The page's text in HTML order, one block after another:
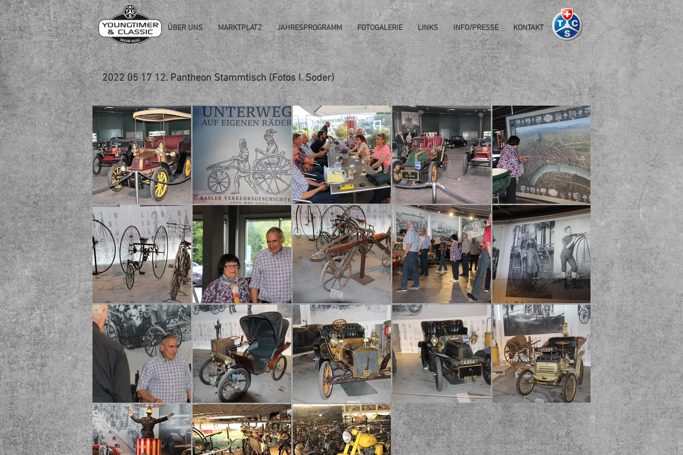
ÜBER UNS MARKTPLATZ JAHRESPROGRAMM FOTOGALERIE LINKS INFO/PRESSE KONTAKT
2022 05 17 12. Pantheon Stammtisch (Fotos I. Soder)